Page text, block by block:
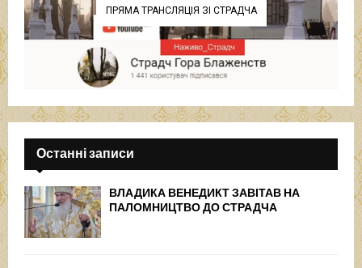
ПРЯМА ТРАНСЛЯЦІЯ ЗІ СТРАДЧА
Останні записи
ВЛАДИКА ВЕНЕДИКТ ЗАВІТАВ НА
ПАЛОМНИЦТВО ДО СТРАДЧА